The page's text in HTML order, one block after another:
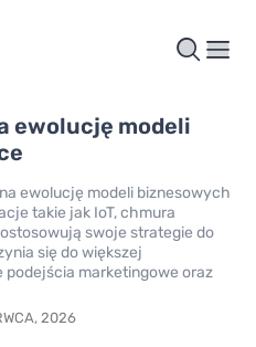
ewolucję modeli
ewolucję modeli biznesowych
takie jak IoT, chmura
swoje strategie do
się do większej
marketingowe oraz
2026